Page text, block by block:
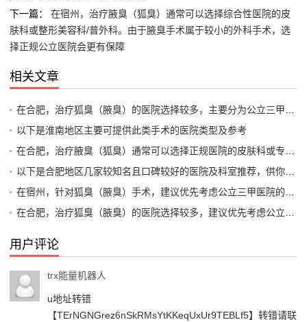
下一篇： 在宿州，治疗腋臭（狐臭）通常可以选择综合性医院的皮
肤科或整形美容科/普外科。由于腋臭手术属于较小的外科手术，选
择正规公立医院会更有保障
相关文章
在合肥，治疗狐臭（腋臭）的医院选择较多，主要分为公立三甲医院的整形美容科/普外科和专业口碑好的专科医院。手术方式以微创大汗腺清除术为主，不建议选择传统的大切口手术
以下是淮南地区主要可提供此类手术的医院类型及参考
在合肥，治疗腋臭（狐臭）通常可以选择正规医院的皮肤科或专门的整形美容科（微创手术）以下是一些在当地口碑较好、具备相关治疗能力的公立医院和知名科室，供你参考
以下是合肥地区几家较知名且口碑较好的医院及科室推荐，供你参考
在宿州，针对狐臭（腋臭）手术，建议优先考虑公立三甲医院的整形美容科或普外科（腋臭专科）这类医院设备正规、医生经验丰富，且收费透明
在合肥，治疗狐臭（腋臭）的医院选择较多，建议优先考虑公立三甲医院的整形外科或皮肤科，以及部分口碑较好的专科医院。以下是综合推荐及注意事项
用户评论
trx能量机器人
u地址转错
【TErNGNGrez6nSkRMsYtKKeqUxUr9TEBLf5】转错请联